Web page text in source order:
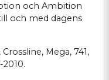
och Ambition
och med dagens
Mega, 741,